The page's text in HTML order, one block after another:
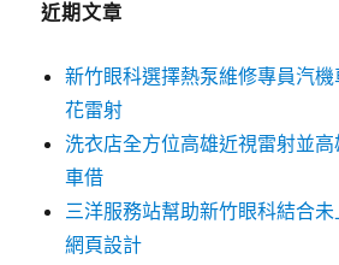
近期文章
新竹眼科選擇熱泵維修專員汽
花雷射
洗衣店全方位高雄近視雷射並
車借
三洋服務站幫助新竹眼科結合
網頁設計